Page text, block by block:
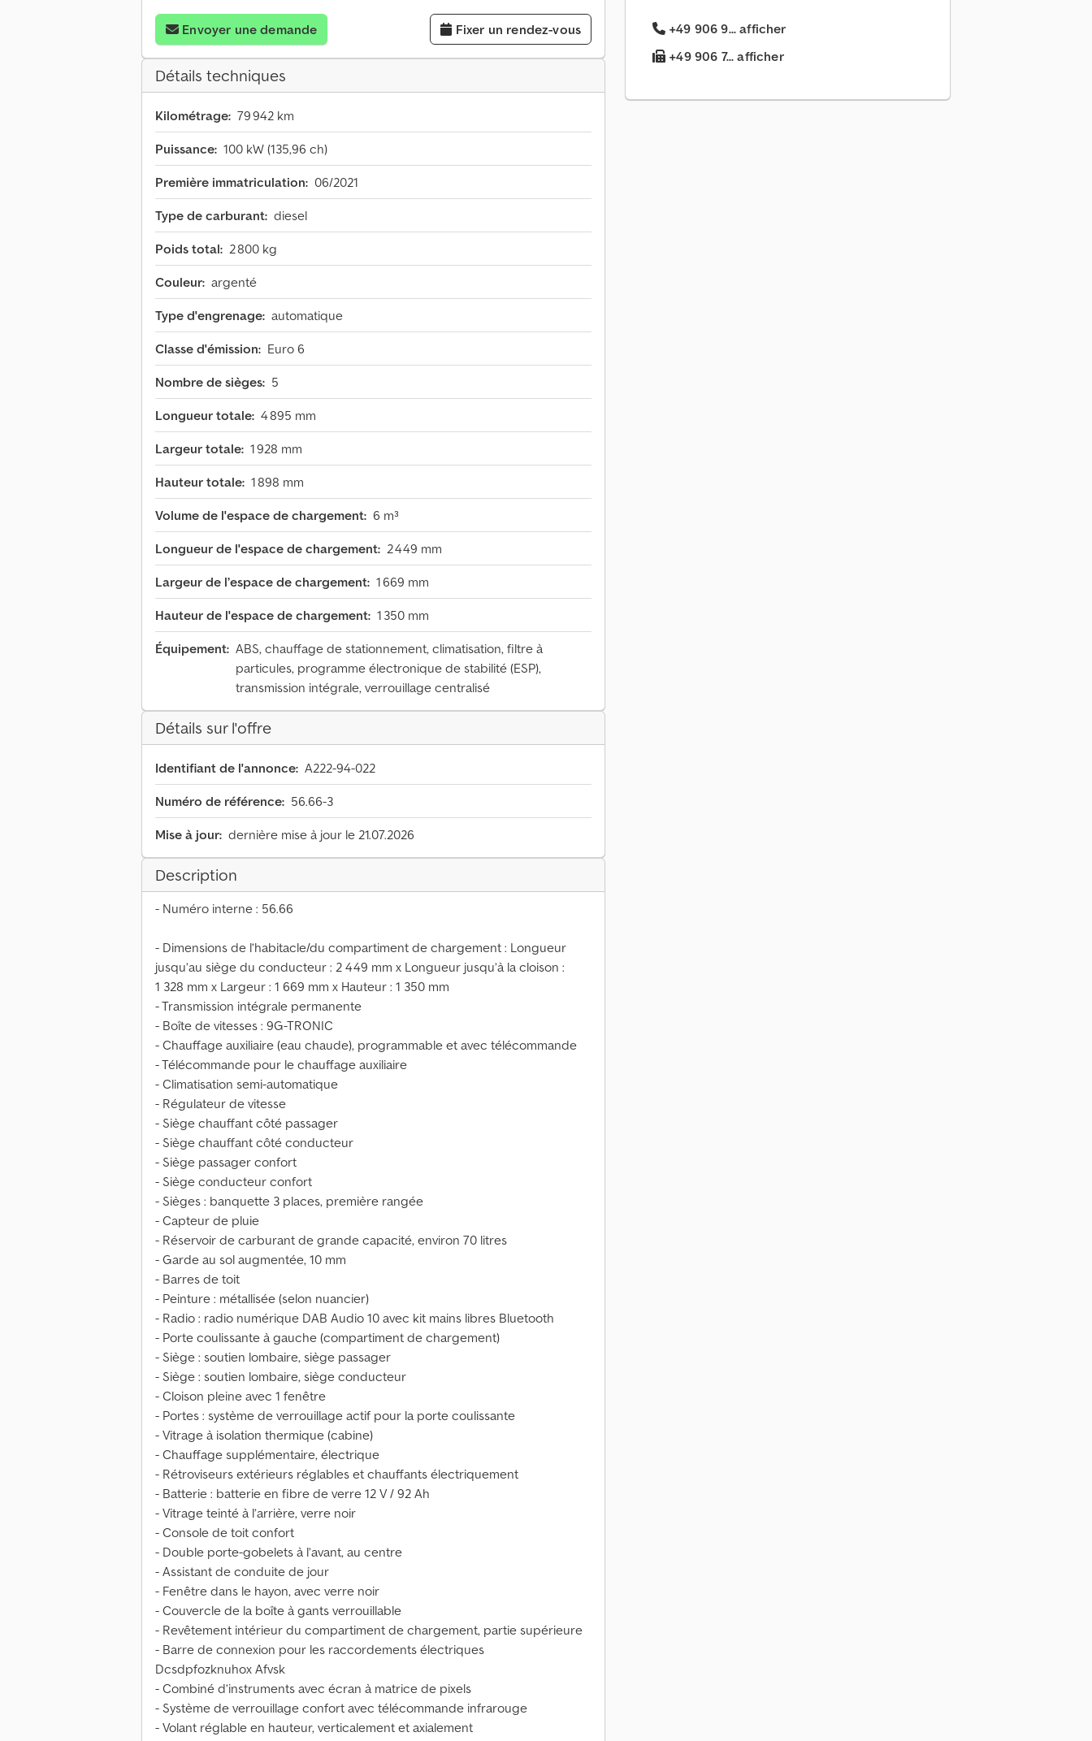
Envoyer une demande Fixer un rendez-vous
Détails techniques
Kilométrage: 79 942 km
Puissance: 100 kW (135,96 ch)
Première immatriculation: 06/2021
Type de carburant: diesel
Poids total: 2 800 kg
Couleur: argenté
Type d'engrenage: automatique
Classe d'émission: Euro 6
Nombre de sièges: 5
Longueur totale: 4 895 mm
Largeur totale: 1 928 mm
Hauteur totale: 1 898 mm
Volume de l'espace de chargement: 6 m³
Longueur de l'espace de chargement: 2 449 mm
Largeur de l’espace de chargement: 1 669 mm
Hauteur de l'espace de chargement: 1 350 mm
Équipement: ABS, chauffage de stationnement, climatisation, filtre à
particules, programme électronique de stabilité (ESP),
transmission intégrale, verrouillage centralisé
Détails sur l'offre
Identifiant de l'annonce: A222-94-022
Numéro de référence: 56.66-3
Mise à jour: dernière mise à jour le 21.07.2026
Description
- Numéro interne : 56.66
- Dimensions de l’habitacle/du compartiment de chargement : Longueur
jusqu’au siège du conducteur : 2 449 mm x Longueur jusqu’à la cloison :
1 328 mm x Largeur : 1 669 mm x Hauteur : 1 350 mm
- Transmission intégrale permanente
- Boîte de vitesses : 9G-TRONIC
- Chauffage auxiliaire (eau chaude), programmable et avec télécommande
- Télécommande pour le chauffage auxiliaire
- Climatisation semi-automatique
- Régulateur de vitesse
- Siège chauffant côté passager
- Siège chauffant côté conducteur
- Siège passager confort
- Siège conducteur confort
- Sièges : banquette 3 places, première rangée
- Capteur de pluie
- Réservoir de carburant de grande capacité, environ 70 litres
- Garde au sol augmentée, 10 mm
- Barres de toit
- Peinture : métallisée (selon nuancier)
- Radio : radio numérique DAB Audio 10 avec kit mains libres Bluetooth
- Porte coulissante à gauche (compartiment de chargement)
- Siège : soutien lombaire, siège passager
- Siège : soutien lombaire, siège conducteur
- Cloison pleine avec 1 fenêtre
- Portes : système de verrouillage actif pour la porte coulissante
- Vitrage à isolation thermique (cabine)
- Chauffage supplémentaire, électrique
- Rétroviseurs extérieurs réglables et chauffants électriquement
- Batterie : batterie en fibre de verre 12 V / 92 Ah
- Vitrage teinté à l’arrière, verre noir
- Console de toit confort
- Double porte-gobelets à l’avant, au centre
- Assistant de conduite de jour
- Fenêtre dans le hayon, avec verre noir
- Couvercle de la boîte à gants verrouillable
- Revêtement intérieur du compartiment de chargement, partie supérieure
- Barre de connexion pour les raccordements électriques
Dcsdpfozknuhox Afvsk
- Combiné d’instruments avec écran à matrice de pixels
- Système de verrouillage confort avec télécommande infrarouge
- Volant réglable en hauteur, verticalement et axialement
+49 906 9... afficher
+49 906 7... afficher